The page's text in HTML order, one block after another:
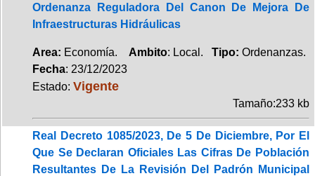
Ordenanza Reguladora Del Canon De Mejora De
Infraestructuras Hidráulicas
Area: Economía. Ambito: Local. Tipo: Ordenanzas.
Fecha: 23/12/2023
Estado: Vigente
Tamaño:233 kb
Real Decreto 1085/2023, De 5 De Diciembre, Por El
Que Se Declaran Oficiales Las Cifras De Población
Resultantes De La Revisión Del Padrón Municipal